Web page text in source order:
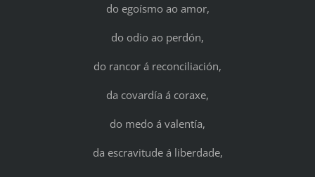
do egoísmo ao amor,
do odio ao perdón,
do rancor á reconciliación,
da covardía á coraxe,
do medo á valentía,
da escravitude á liberdade,